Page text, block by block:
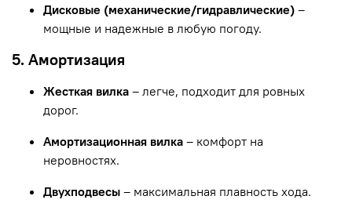
Дисковые (механические/гидравлические) –
мощные и надежные в любую погоду.
5. Амортизация
Жесткая вилка – легче, подходит для ровных
дорог.
Амортизационная вилка – комфорт на
неровностях.
Двухподвесы – максимальная плавность хода.